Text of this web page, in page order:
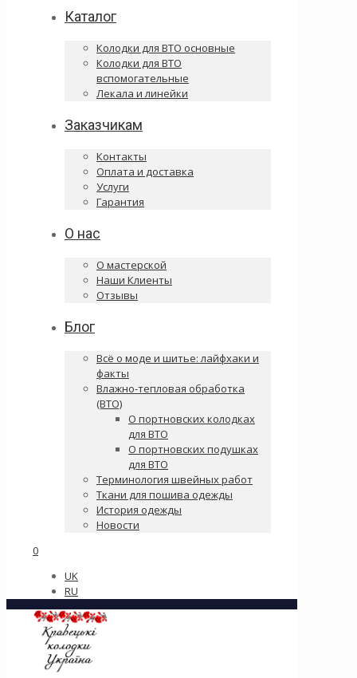
Каталог
Колодки для ВТО основные
Колодки для ВТО
вспомогательные
Лекала и линейки
Заказчикам
Контакты
Оплата и доставка
Услуги
Гарантия
О нас
О мастерской
Наши Клиенты
Отзывы
Блог
Всё о моде и шитье: лайфхаки и
факты
Влажно-тепловая обработка
(ВТО)
О портновских колодках
для ВТО
О портновских подушках
для ВТО
Терминология швейных работ
Ткани для пошива одежды
История одежды
Новости
0
UK
RU